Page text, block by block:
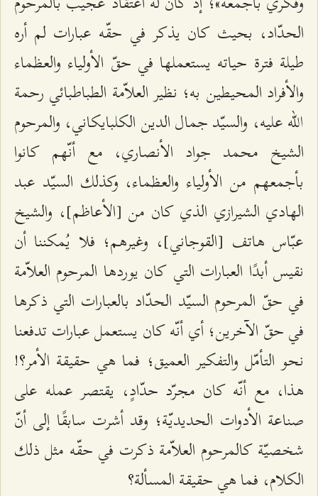
الحدّاد، بحيث كان يذكر في حقّه عبارات لم أره
طيلة فترة حياته يستعملها في حقّ الأولياء والعظماء
والأفراد المحيطين به؛ نظير العلاّمة الطباطبائي رحمة
الله عليه، والسيّد جمال الدين الكلبايكاني، والمرحوم
الشيخ محمد جواد الأنصاري، مع أنّهم كانوا
بأجمعهم من الأولياء والعظماء، وكذلك السيّد عبد
الهادي الشيرازي الذي كان من [الأعاظم]، والشيخ
عبّاس هاتف [القوجاني]، وغيرهم؛ فلا يُمكننا أن
نقيس أبدًا العبارات التي كان يوردها المرحوم العلاّمة
في حقّ المرحوم السيّد الحدّاد بالعبارات التي ذكرها
في حقّ الآخرين؛ أي أنّه كان يستعمل عبارات تدفعنا
نحو التأمّل والتفكير العميق؛ فما هي حقيقة الأمر؟!
هذا، مع أنّه كان مجرّد حدّادٍ، يقتصر عمله على
صناعة الأدوات الحديديّة؛ وقد أشرت سابقًا إلى أنّ
شخصيّة كالمرحوم العلاّمة ذكرت في حقّه مثل ذلك
الكلام، فما هي حقيقة المسألة؟